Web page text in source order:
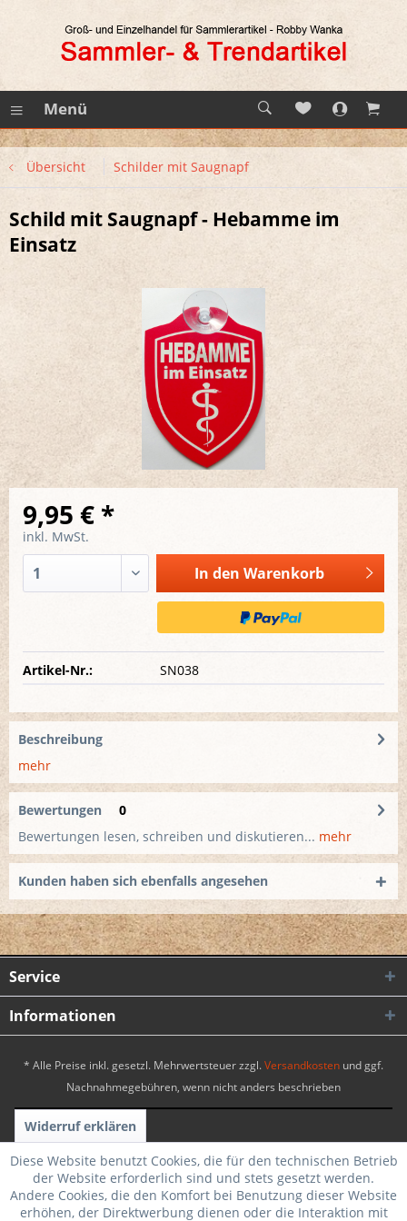
Menü
Übersicht Schilder mit Saugnapf
Schild mit Saugnapf - Hebamme im
Einsatz
9,95 € *
inkl. MwSt.
In den Warenkorb
Artikel-Nr.: SN038
Beschreibung
mehr
Bewertungen
0
Bewertungen lesen, schreiben und diskutieren... mehr
Kunden haben sich ebenfalls angesehen
Service
Informationen
* Alle Preise inkl. gesetzl. Mehrwertsteuer zzgl.Versandkosten und ggf.
Nachnahmegebühren, wenn nicht anders beschrieben
Widerruf erklären
Realisiert mit Shopware | Theme by WebSelect
Diese Website benutzt Cookies, die für den technischen Betrieb
der Website erforderlich sind und stets gesetzt werden.
Andere Cookies, die den Komfort bei Benutzung dieser Website
erhöhen, der Direktwerbung dienen oder die Interaktion mit